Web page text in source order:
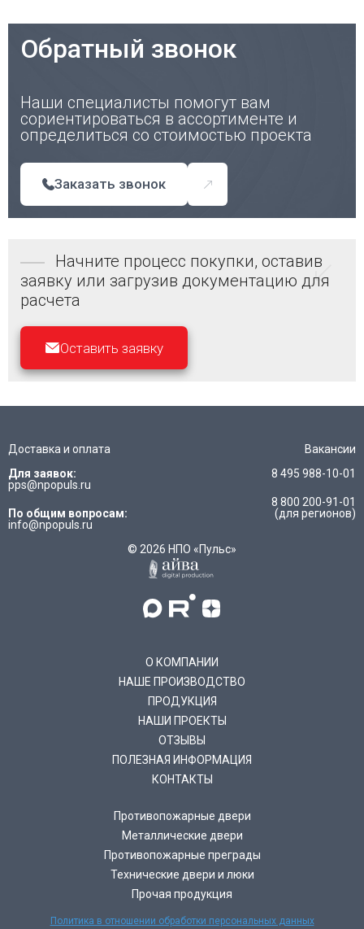
Обратный звонок
Наши специалисты помогут вам
сориентироваться в ассортименте и
определиться со стоимостью проекта
Заказать звонок
Начните процесс покупки, оставив
заявку или загрузив документацию для
расчета
Оставить заявку
Доставка и оплата
Вакансии
Для заявок:
pps@npopuls.ru
По общим вопросам:
info@npopuls.ru
8 495 988-10-01
8 800 200-91-01
(для регионов)
© 2026 НПО «Пульс»
О КОМПАНИИ
НАШЕ ПРОИЗВОДСТВО
ПРОДУКЦИЯ
НАШИ ПРОЕКТЫ
ОТЗЫВЫ
ПОЛЕЗНАЯ ИНФОРМАЦИЯ
КОНТАКТЫ
Противопожарные двери
Металлические двери
Противопожарные преграды
Технические двери и люки
Прочая продукция
Политика в отношении обработки персональных данных